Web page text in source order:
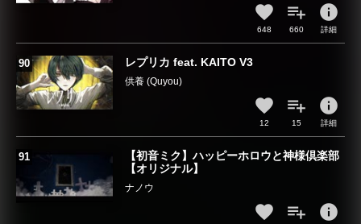
648 660
info
詳細
レプリカ feat. KAITO V3
供養 (Quyou)
12 15
info
詳細
【初音ミク】ハッピーホロウと神様倶楽部
【オリジナル】
ナノウ
info